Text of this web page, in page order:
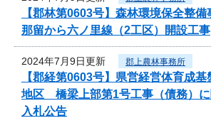
【郡林第0603号】森林環境保全整
那留から六ノ里線（2工区）開設工事
2024年7月9日更新 郡上農林事務所
【郡経第0603号】県営経営体育成
地区 橋梁上部第1号工事（債務）
入札公告